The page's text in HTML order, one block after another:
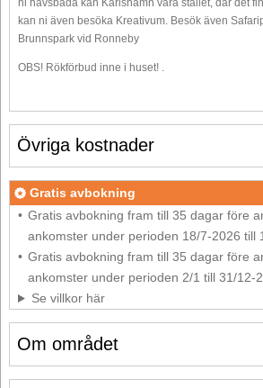
kan ni även besöka Kreativum. Besök även
Brunnspark vid Ronneby
OBS! Rökförbud inne i huset! .
Om området
Övriga kostnader
Gratis avbokning
Gratis avbokning fram till 35 dagar före
ankomster under perioden 18/7-2026 till
Gratis avbokning fram till 35 dagar före
ankomster under perioden 2/1 till 31/12-
Se villkor här